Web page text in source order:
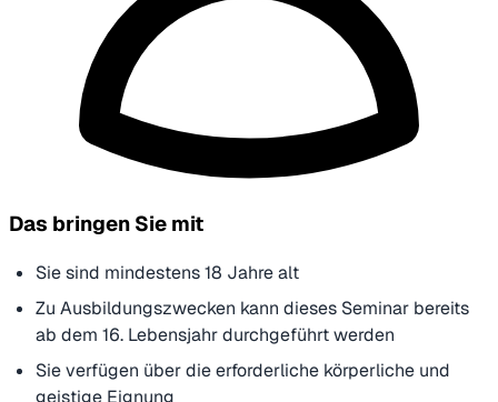
Das bringen Sie mit
Sie sind mindestens 18 Jahre alt
Zu Ausbildungszwecken kann dieses Seminar bereits
ab dem 16. Lebensjahr durchgeführt werden
Sie verfügen über die erforderliche körperliche und
geistige Eignung